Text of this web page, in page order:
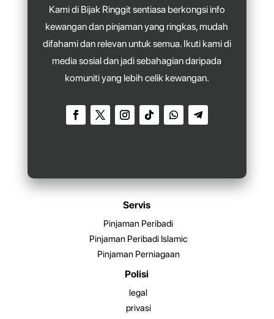
Kami di Bijak Ringgit sentiasa berkongsi info
kewangan dan pinjaman yang ringkas, mudah
difahami dan relevan untuk semua. Ikuti kami di
media sosial dan jadi sebahagian daripada
komuniti yang lebih celik kewangan.
Servis
Pinjaman Peribadi
Pinjaman Peribadi Islamic
Pinjaman Perniagaan
Polisi
legal
privasi